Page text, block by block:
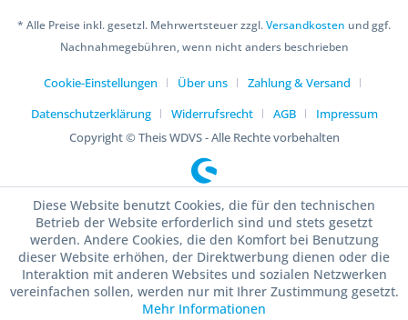
* Alle Preise inkl. gesetzl. Mehrwertsteuer zzgl.Versandkosten und ggf.
Nachnahmegebühren, wenn nicht anders beschrieben
Cookie-Einstellungen Über uns
Zahlung & Versand
Datenschutzerklärung
Widerrufsrecht AGB
Impressum
Copyright © Theis WDVS - Alle Rechte vorbehalten
Diese Website benutzt Cookies, die für den technischen
Betrieb der Website erforderlich sind und stets gesetzt
werden. Andere Cookies, die den Komfort bei Benutzung
dieser Website erhöhen, der Direktwerbung dienen oder die
Interaktion mit anderen Websites und sozialen Netzwerken
vereinfachen sollen, werden nur mit Ihrer Zustimmung gesetzt.
Mehr Informationen